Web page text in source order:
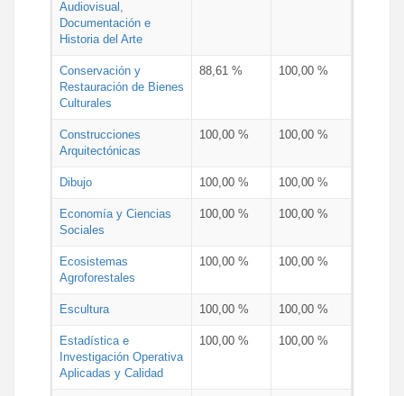
Audiovisual,
Documentación e
Historia del Arte
Conservación y
Restauración de Bienes
Culturales
88,61 % 100,00 %
Construcciones
Arquitectónicas
100,00 % 100,00 %
Dibujo 100,00 % 100,00 %
Economía y Ciencias
Sociales
100,00 % 100,00 %
Ecosistemas
Agroforestales
100,00 % 100,00 %
Escultura 100,00 % 100,00 %
Estadística e
Investigación Operativa
Aplicadas y Calidad
100,00 % 100,00 %